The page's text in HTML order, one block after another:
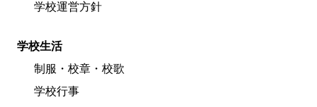
学校運営方針
学校生活
制服・校章・校歌
学校行事